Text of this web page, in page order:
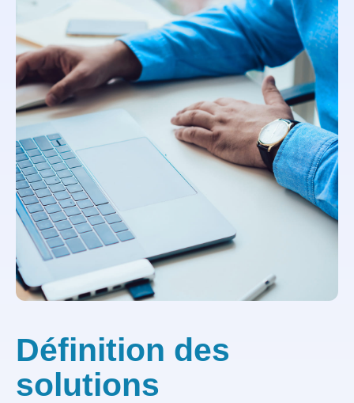
Définition des
solutions